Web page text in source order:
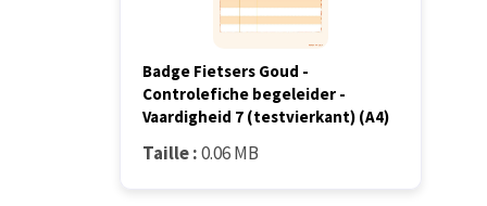
Badge Fietsers Goud -
Controlefiche begeleider -
Vaardigheid 7 (testvierkant) (A4)
Taille :0.06 MB